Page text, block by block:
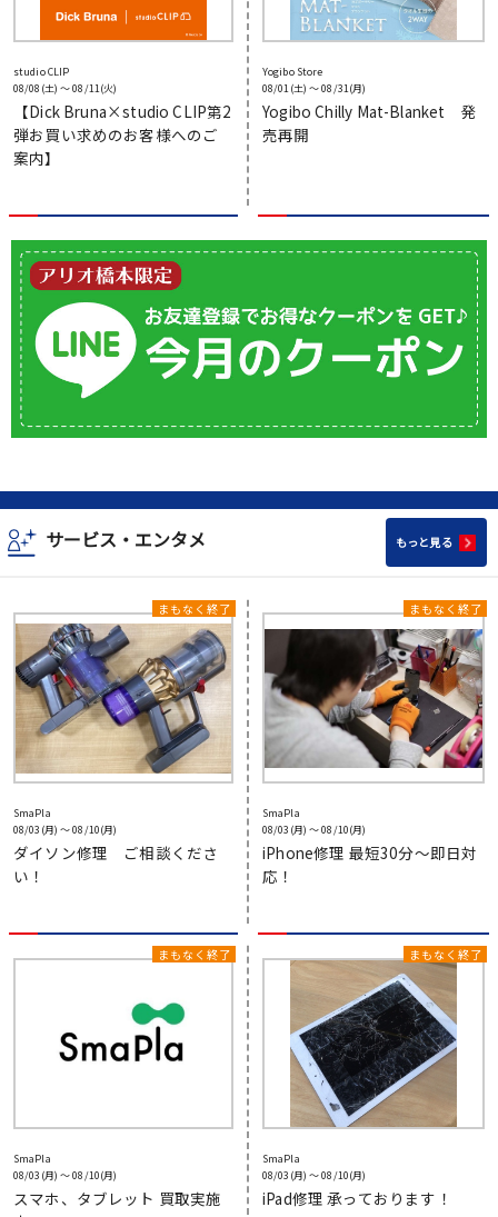
studio CLIP
08/08(土) 〜 08/11(火)
【Dick Bruna×studio CLIP第2
弾お買い求めのお客様へのご
案内】
Yogibo Store
08/01(土) 〜 08/31(月)
Yogibo Chilly Mat-Blanket 発
売再開
サービス・エンタメ もっと見る
SmaPla
08/03(月) 〜 08/10(月)
ダイソン修理 ご相談くださ
い！
SmaPla
08/03(月) 〜 08/10(月)
iPhone修理 最短30分～即日対
応！
SmaPla
08/03(月) 〜 08/10(月)
スマホ、タブレット 買取実施
SmaPla
08/03(月) 〜 08/10(月)
iPad修理 承っております！